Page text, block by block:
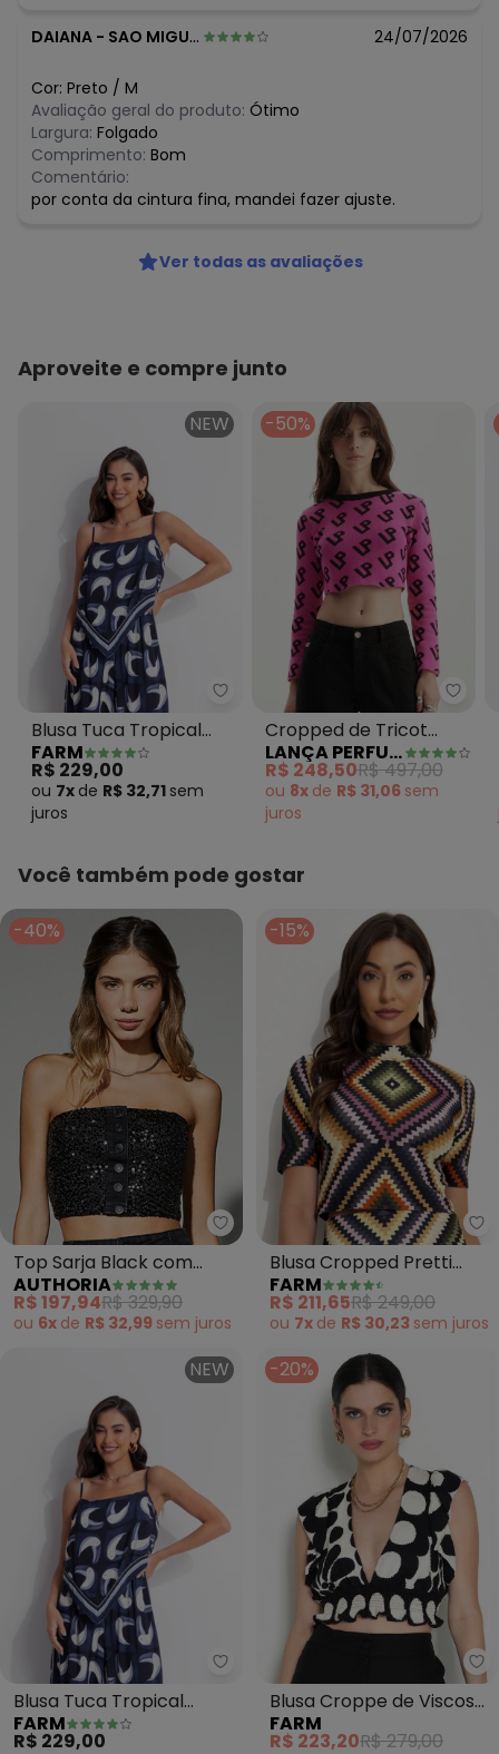
DAIANA - SAO MIGUEL DO OESTE - SC 24/07/2026
Cor: Preto / M
Avaliação geral do produto: Ótimo
Largura: Folgado
Comprimento: Bom
Comentário:
por conta da cintura fina, mandei fazer ajuste.
Ver todas as avaliações
Aproveite e compre junto
NEW
Farm - Blusa Tuca Tropical
Blusa Tuca Tropical
Preto
FARM
R$ 229,00
ou 7x de R$ 32,71 sem
juros
-50%
Cropped de Tricot
Logomania Rosa
LANÇA PERFUME
R$ 248,50R$ 497,00
ou 8x de R$ 31,06 sem
juros
Você também pode gostar
-40%
Authoria - Top Sarja Black
Top Sarja Black com
Paetê (Preto)
AUTHORIA
R$ 197,94R$ 329,90
ou 6x de R$ 32,99 sem juros
-15%
Blusa Cropped Pretti
(Preto)
FARM
R$ 211,65R$ 249,00
ou 7x de R$ 30,23 sem juros
NEW
Farm - Blusa Tuca Tropical
Blusa Tuca Tropical
(Preto)
FARM
R$ 229,00
-20%
Blusa Croppe de Viscose
Palermo (Preto)
FARM
R$ 223,20R$ 279,00